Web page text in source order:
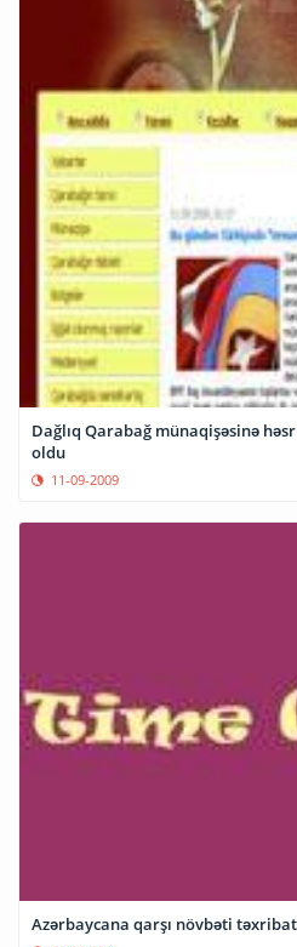
Dağlıq Qarabağ münaqişəsinə
oldu
11-09-2009
Azərbaycana qarşı növbəti təxribat